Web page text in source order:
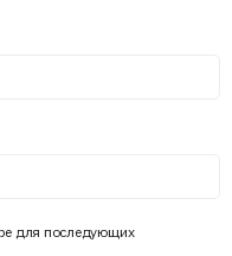
для последующих